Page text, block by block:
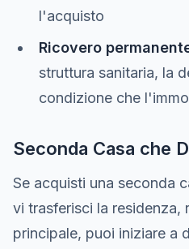
l'acquisto
Ricovero
struttura sanitaria, la
condizione che
Seconda Casa che
Se acquisti una seconda
vi trasferisci la residenza,
principale, puoi iniziare a